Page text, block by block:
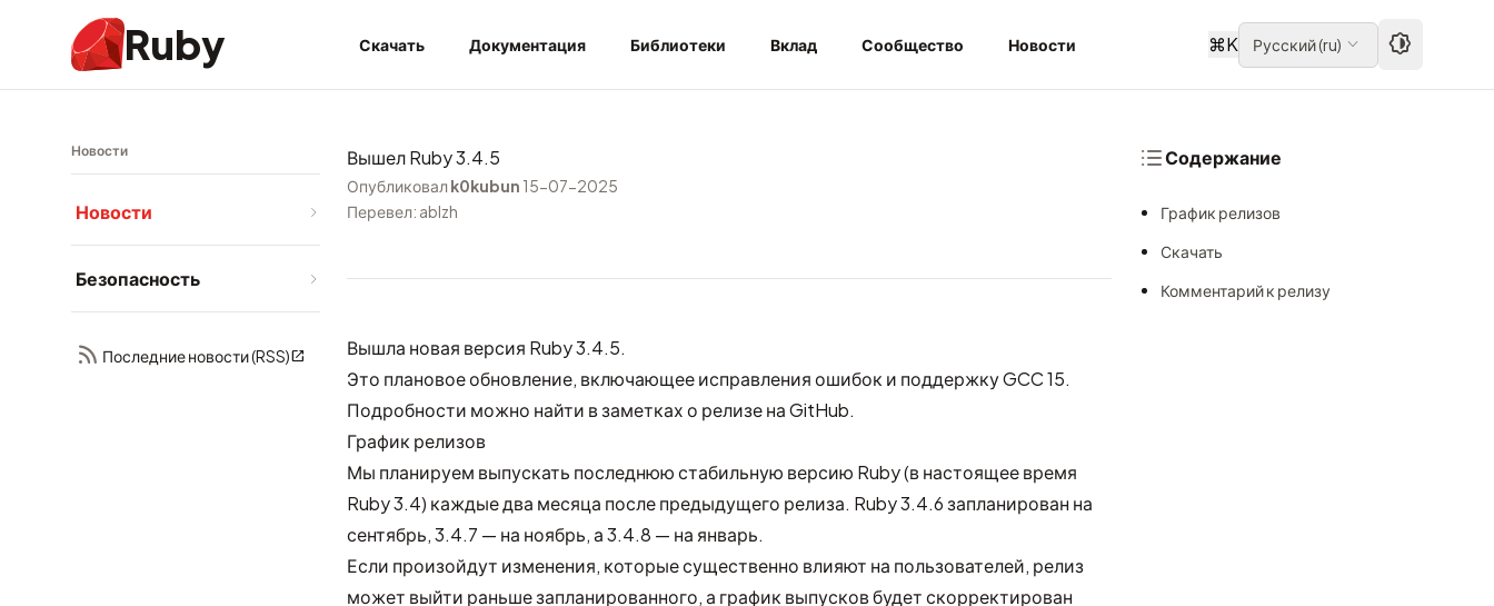
Ruby Скачать Документация Библиотеки Вклад Сообщество Новости ⌘K Русский(ru)
Новости
Новости
Безопасность
Последние новости (RSS)
Вышел Ruby 3.4.5
Опубликовалk0kubun 15-07-2025
Перевел: ablzh
Вышла новая версия Ruby 3.4.5.
Это плановое обновление, включающее исправления ошибок и поддержку GCC 15.
Подробности можно найти взаметках о релизе на GitHub.
График релизов
Мы планируем выпускать последнюю стабильную версию Ruby (в настоящее время
Ruby 3.4) каждые два месяца после предыдущего релиза. Ruby 3.4.6 запланирован на
сентябрь, 3.4.7 — на ноябрь, а 3.4.8 — на январь.
Если произойдут изменения, которые существенно влияют на пользователей, релиз
может выйти раньше запланированного, а график выпусков будет скорректирован
Содержание
График релизов
Скачать
Комментарий к релизу